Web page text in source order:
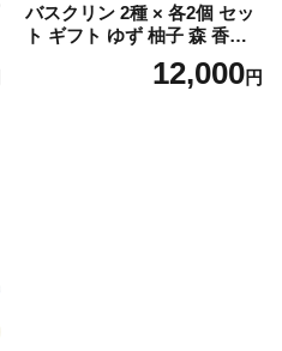
バスクリン 2種 × 各2個 セッ
ト ギフト ゆず 柚子 森 香り
日用品 お風呂 バス用品 温活
アロマ 香り まとめ買い静岡
12,000円